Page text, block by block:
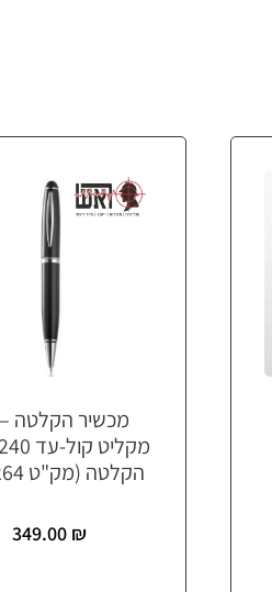
מכשיר הקלטה
הקלטה (מק"ט PR-264)
349.00 ₪